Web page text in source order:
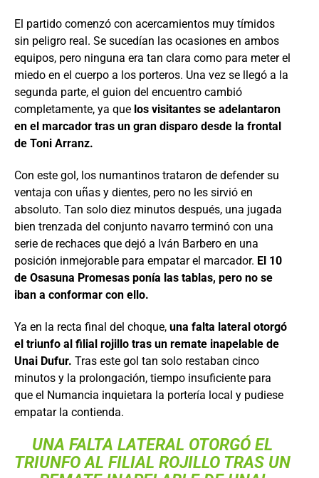
El partido comenzó con acercamientos muy tímidos
sin peligro real. Se sucedían las ocasiones en ambos
equipos, pero ninguna era tan clara como para meter el
miedo en el cuerpo a los porteros. Una vez se llegó a la
segunda parte, el guion del encuentro cambió
completamente, ya que los visitantes se adelantaron
en el marcador tras un gran disparo desde la frontal
de Toni Arranz.
Con este gol, los numantinos trataron de defender su
ventaja con uñas y dientes, pero no les sirvió en
absoluto. Tan solo diez minutos después, una jugada
bien trenzada del conjunto navarro terminó con una
serie de rechaces que dejó a Iván Barbero en una
posición inmejorable para empatar el marcador. El 10
de Osasuna Promesas ponía las tablas, pero no se
iban a conformar con ello.
Ya en la recta final del choque, una falta lateral otorgó
el triunfo al filial rojillo tras un remate inapelable de
Unai Dufur. Tras este gol tan solo restaban cinco
minutos y la prolongación, tiempo insuficiente para
que el Numancia inquietara la portería local y pudiese
empatar la contienda.
UNA FALTA LATERAL OTORGÓ EL
TRIUNFO AL FILIAL ROJILLO TRAS UN